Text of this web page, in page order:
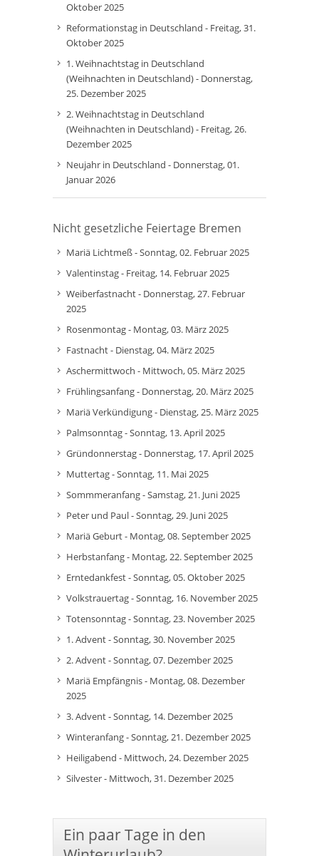
Oktober 2025
Reformationstag in Deutschland - Freitag, 31.
Oktober 2025
1. Weihnachtstag in Deutschland
(Weihnachten in Deutschland) - Donnerstag,
25. Dezember 2025
2. Weihnachtstag in Deutschland
(Weihnachten in Deutschland) - Freitag, 26.
Dezember 2025
Neujahr in Deutschland - Donnerstag, 01.
Januar 2026
Nicht gesetzliche Feiertage Bremen
Mariä Lichtmeß - Sonntag, 02. Februar 2025
Valentinstag - Freitag, 14. Februar 2025
Weiberfastnacht - Donnerstag, 27. Februar
2025
Rosenmontag - Montag, 03. März 2025
Fastnacht - Dienstag, 04. März 2025
Aschermittwoch - Mittwoch, 05. März 2025
Frühlingsanfang - Donnerstag, 20. März 2025
Mariä Verkündigung - Dienstag, 25. März 2025
Palmsonntag - Sonntag, 13. April 2025
Gründonnerstag - Donnerstag, 17. April 2025
Muttertag - Sonntag, 11. Mai 2025
Sommmeranfang - Samstag, 21. Juni 2025
Peter und Paul - Sonntag, 29. Juni 2025
Mariä Geburt - Montag, 08. September 2025
Herbstanfang - Montag, 22. September 2025
Erntedankfest - Sonntag, 05. Oktober 2025
Volkstrauertag - Sonntag, 16. November 2025
Totensonntag - Sonntag, 23. November 2025
1. Advent - Sonntag, 30. November 2025
2. Advent - Sonntag, 07. Dezember 2025
Mariä Empfängnis - Montag, 08. Dezember
2025
3. Advent - Sonntag, 14. Dezember 2025
Winteranfang - Sonntag, 21. Dezember 2025
Heiligabend - Mittwoch, 24. Dezember 2025
Silvester - Mittwoch, 31. Dezember 2025
Ein paar Tage in den